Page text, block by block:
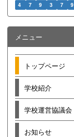
4 7 9 3 7 9
メニュー
トップページ
学校紹介
学校運営協議会
お知らせ